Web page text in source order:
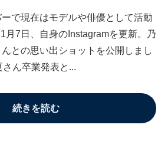
で現在はモデルや俳優として活動
月7日、自身のInstagramを更新。乃
との思い出ショットを公開しまし
ん卒業発表と...
続きを読む